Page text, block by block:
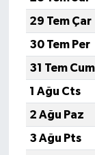
29 Tem Çar
30 Tem Per
31 Tem Cum
1 Ağu Cts
2 Ağu Paz
3 Ağu Pts